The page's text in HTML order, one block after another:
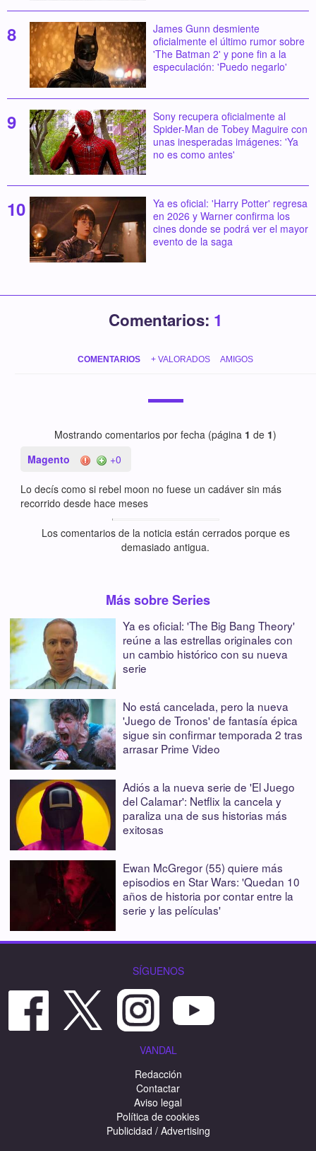
James Gunn desmiente
oficialmente el último rumor sobre
'The Batman 2' y pone fin a la
especulación: 'Puedo negarlo'
Sony recupera oficialmente al
Spider-Man de Tobey Maguire con
unas inesperadas imágenes: 'Ya
no es como antes'
Ya es oficial: 'Harry Potter' regresa
en 2026 y Warner confirma los
cines donde se podrá ver el mayor
evento de la saga
Comentarios: 1
COMENTARIOS + VALORADOS AMIGOS
Mostrando comentarios por fecha (página 1 de 1)
Magento
+0
Lo decís como si rebel moon no fuese un cadáver sin más
recorrido desde hace meses
Los comentarios de la noticia están cerrados porque es
demasiado antigua.
Más sobre Series
Ya es oficial: 'The Big Bang Theory'
reúne a las estrellas originales con
un cambio histórico con su nueva
serie
No está cancelada, pero la nueva
'Juego de Tronos' de fantasía épica
sigue sin confirmar temporada 2 tras
arrasar Prime Video
Adiós a la nueva serie de 'El Juego
del Calamar': Netflix la cancela y
paraliza una de sus historias más
exitosas
Ewan McGregor (55) quiere más
episodios en Star Wars: 'Quedan 10
años de historia por contar entre la
serie y las películas'
SÍGUENOS
VANDAL
Redacción
Contactar
Aviso legal
Política de cookies
Publicidad / Advertising